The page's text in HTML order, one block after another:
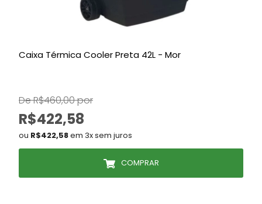
Caixa Térmica Cooler Preta 42L - Mor
De R$460,00 por
R$422,58
ou R$422,58em 3x sem juros
COMPRAR